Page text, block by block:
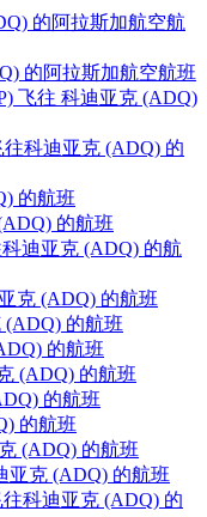
的阿拉斯加航空航
的阿拉斯加航空航班
飞往 科迪亚克 (ADQ)
科迪亚克 (ADQ) 的
的航班
的航班
迪亚克 (ADQ) 的航
克 (ADQ) 的航班
(ADQ) 的航班
的航班
(ADQ) 的航班
的航班
的航班
(ADQ) 的航班
亚克 (ADQ) 的航班
科迪亚克 (ADQ) 的